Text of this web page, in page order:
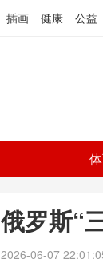
插画 健康 公益
俄罗斯“
2026-06-07